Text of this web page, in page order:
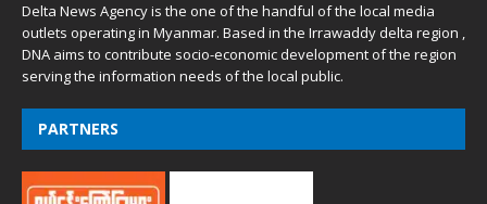
Delta News Agency is the one of the handful of the local media
outlets operating in Myanmar. Based in the Irrawaddy delta region ,
DNA aims to contribute socio-economic development of the region
serving the information needs of the local public.
PARTNERS